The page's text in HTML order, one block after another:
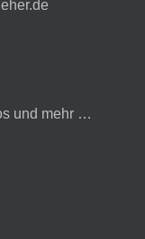
und mehr …